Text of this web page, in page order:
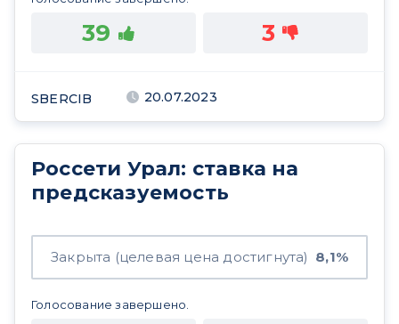
39 3
SBERCIB 20.07.2023
Россети Урал: ставка на
предсказуемость
Закрыта (целевая цена достигнута) 8,1%
Голосование завершено.